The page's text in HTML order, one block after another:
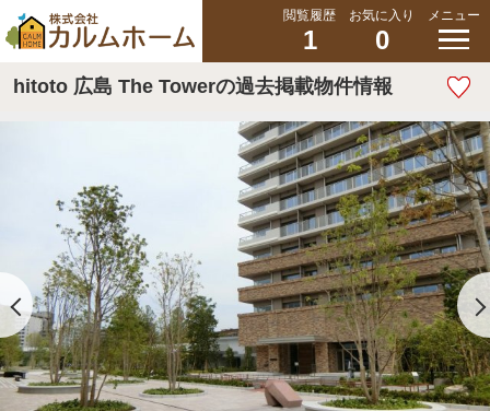
閲覧履歴
1
お気に入り
0
メニュー
hitoto 広島 The Towerの過去掲載物件情報